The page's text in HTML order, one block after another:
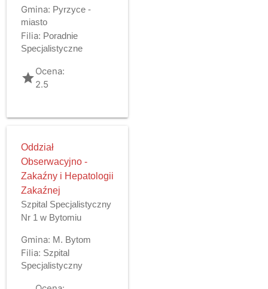
Gmina: Pyrzyce -
miasto
Filia: Poradnie
Specjalistyczne
gradeOcena:
2.5
Oddział
Obserwacyjno -
Zakaźny i Hepatologii
Zakaźnej
Szpital Specjalistyczny
Nr 1 w Bytomiu
Gmina: M. Bytom
Filia: Szpital
Specjalistyczny